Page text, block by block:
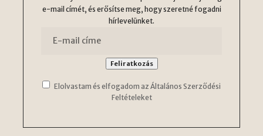
e-mail címét, és erősítse meg, hogy szeretné fogadni
hírlevelünket.
Elolvastam és elfogadom az Általános Szerződési
Feltételeket